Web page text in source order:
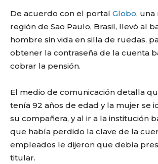
De acuerdo con el portal Globo, una
región de Sao Paulo, Brasil, llevó al
hombre sin vida en silla de ruedas,
obtener la contraseña de la cuenta
cobrar la pensión.
El medio de comunicación detalla
tenía 92 años de edad y la mujer se
su compañera, y al ir a la institución
que había perdido la clave de la
empleados le dijeron que debía
titular.